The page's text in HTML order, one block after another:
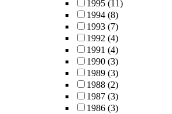
1995 (11)
1994 (8)
1993 (7)
1992 (4)
1991 (4)
1990 (3)
1989 (3)
1988 (2)
1987 (3)
1986 (3)